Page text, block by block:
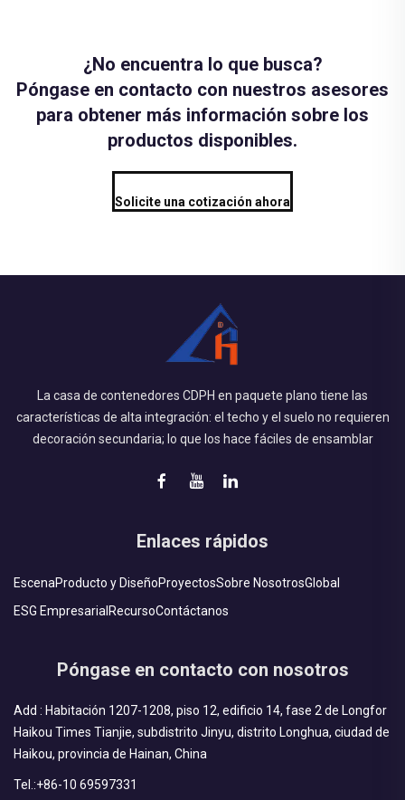
¿No encuentra lo que busca?
Póngase en contacto con nuestros asesores
para obtener más información sobre los
productos disponibles.
Solicite una cotización ahora
La casa de contenedores CDPH en paquete plano tiene las
características de alta integración: el techo y el suelo no requieren
decoración secundaria; lo que los hace fáciles de ensamblar
Enlaces rápidos
EscenaProducto y DiseñoProyectosSobre NosotrosGlobal
ESG Empresarial RecursoContáctanos
Póngase en contacto con nosotros
Add : Habitación 1207-1208, piso 12, edificio 14, fase 2 de Longfor
Haikou Times Tianjie, subdistrito Jinyu, distrito Longhua, ciudad de
Haikou, provincia de Hainan, China
Tel.:+86-10 69597331